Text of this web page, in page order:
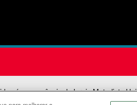
é uma agência da Igreja Metodista